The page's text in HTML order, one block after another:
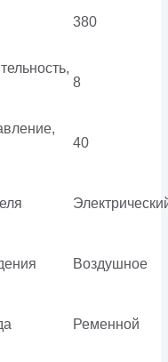
380
8
40
Воздушное
Ременной